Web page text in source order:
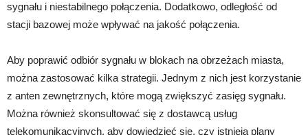
sygnału i niestabilnego połączenia. Dodatkowo, odległość od
stacji bazowej może wpływać na jakość połączenia.
Aby poprawić odbiór sygnału w blokach na obrzeżach miasta,
można zastosować kilka strategii. Jednym z nich jest korzystanie
z anten zewnętrznych, które mogą zwiększyć zasięg sygnału.
Można również skonsultować się z dostawcą usług
telekomunikacyjnych, aby dowiedzieć się, czy istnieją plany